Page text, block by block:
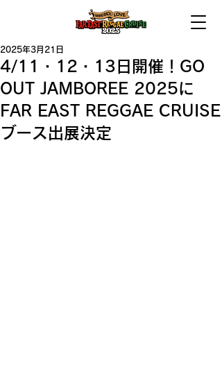
4/11・12・13日開催！GO
OUT JAMBOREE 2025に
FAR EAST REGGAE CRUISE
ブース出展決定
2025年3月21日